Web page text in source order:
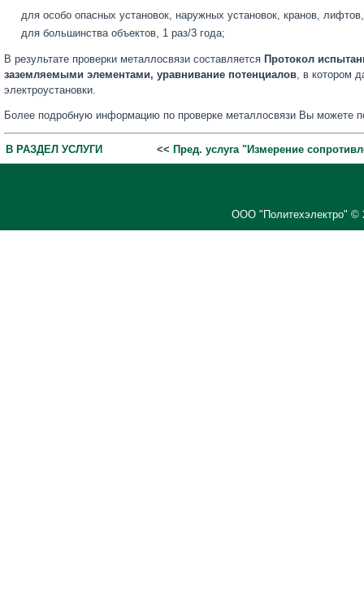
для особо опасных установок, наружных установок, кранов,
для большинства объектов, 1 раз/3 года;
В результате проверки металлосвязи составляется Протокол
заземляемыми элементами, уравнивание потенциалов, в котором
электроустановки.
Более подробную информацию по проверке металлосвязи Вы можете
В РАЗДЕЛ УСЛУГИ << Пред. услуга "Измерение
ООО "Политехэлектро" ©